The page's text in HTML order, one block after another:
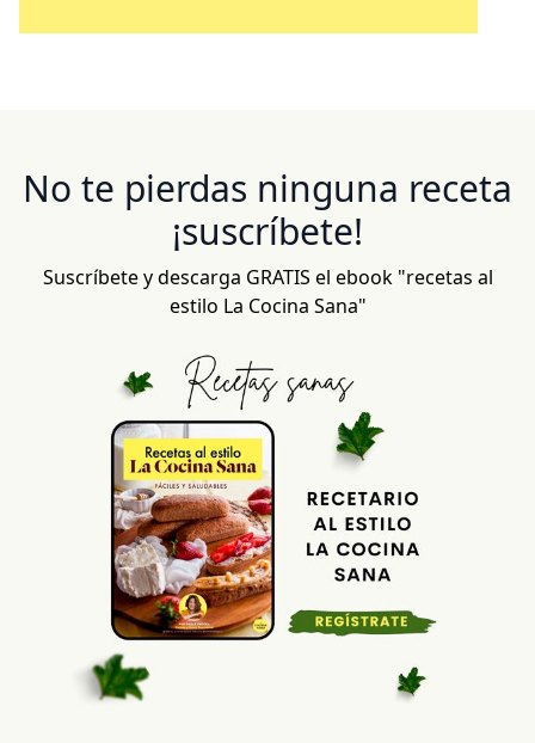
No te pierdas ninguna receta
¡suscríbete!
Suscríbete y descarga GRATIS el ebook "recetas al
estilo La Cocina Sana"